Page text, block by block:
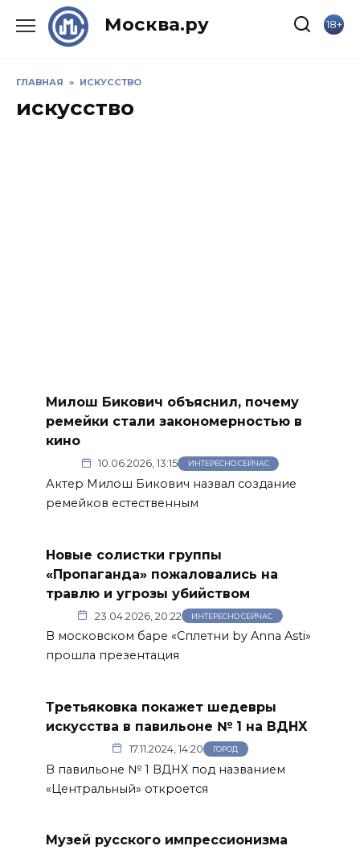
Москва.ру 18+
ГЛАВНАЯ » ИСКУССТВО
искусство
Милош Бикович объяснил, почему
ремейки стали закономерностью в
кино
10.06.2026, 13:15 ИНТЕРЕСНО СЕЙЧАС
Актер Милош Бикович назвал создание
ремейков естественным
Новые солистки группы
«Пропаганда» пожаловались на
травлю и угрозы убийством
23.04.2026, 20:22 ИНТЕРЕСНО СЕЙЧАС
В московском баре «Сплетни by Anna Asti»
прошла презентация
Третьяковка покажет шедевры
искусства в павильоне № 1 на ВДНХ
17.11.2024, 14:20 ГОРОД
В павильоне № 1 ВДНХ под названием
«Центральный» откроется
Музей русского импрессионизма